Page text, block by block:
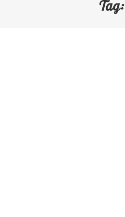
Tag: